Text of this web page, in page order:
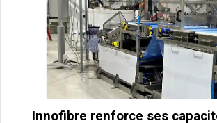
Innofibre renforce ses